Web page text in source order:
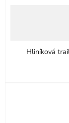
Hliníková